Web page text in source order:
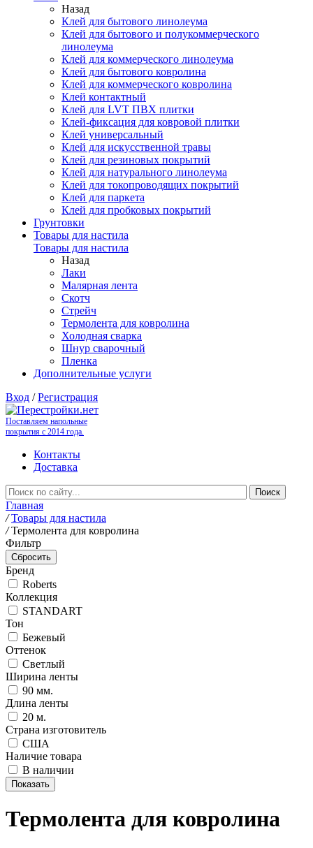
Назад
Клей для бытового линолеума
Клей для бытового и полукоммерческого
линолеума
Клей для коммерческого линолеума
Клей для бытового ковролина
Клей для коммерческого ковролина
Клей контактный
Клей для LVT ПВХ плитки
Клей-фиксация для ковровой плитки
Клей универсальный
Клей для искусственной травы
Клей для резиновых покрытий
Клей для натурального линолеума
Клей для токопроводящих покрытий
Клей для паркета
Клей для пробковых покрытий
Грунтовки
Товары для настила
Товары для настила
Назад
Лаки
Малярная лента
Скотч
Стрейч
Термолента для ковролина
Холодная сварка
Шнур сварочный
Пленка
Дополнительные услуги
Вход /Регистрация
Поставляем напольные
покрытия с 2014 года.
Контакты
Доставка
Главная
/ Товары для настила
/ Термолента для ковролина
Фильтр
Бренд
Roberts
Коллекция
STANDART
Тон
Бежевый
Оттенок
Светлый
Ширина ленты
90 мм.
Длина ленты
20 м.
Страна изготовитель
США
Наличие товара
В наличии
Термолента для ковролина